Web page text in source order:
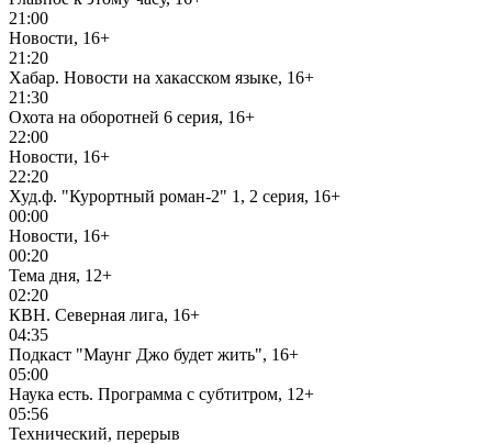
21:00
Новости, 16+
21:20
Хабар. Новости на хакасском языке, 16+
21:30
Охота на оборотней 6 серия, 16+
22:00
Новости, 16+
22:20
Худ.ф. "Курортный роман-2" 1, 2 серия, 16+
00:00
Новости, 16+
00:20
Тема дня, 12+
02:20
КВН. Северная лига, 16+
04:35
Подкаст "Маунг Джо будет жить", 16+
05:00
Наука есть. Программа с субтитром, 12+
05:56
Технический, перерыв